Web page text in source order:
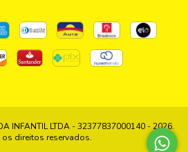
INFANTIL LTDA - 32377837000140 - 2026.
direitos reservados.